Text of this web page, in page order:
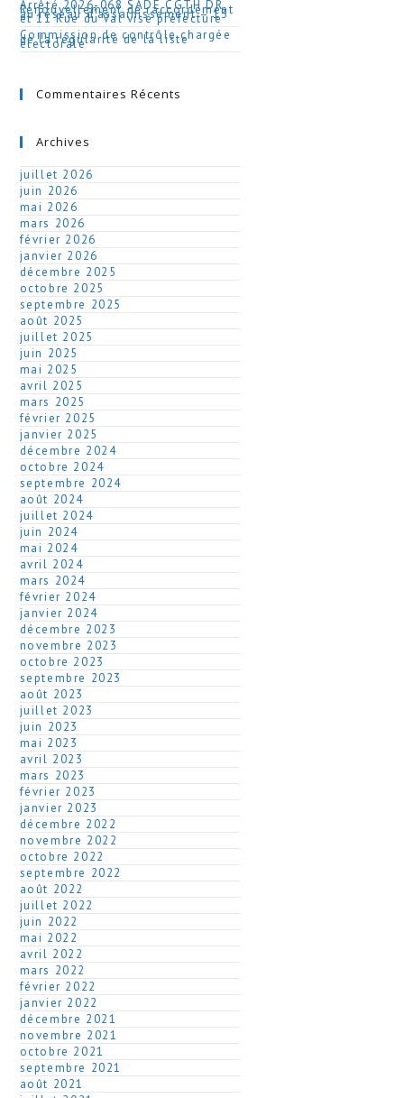
Arrêté 2026-068 SADE CGTH DR
Renouvellement de raccordement
au réseau d’assainissement – 13
et 11 Rue du Val visé préfecture
Commission de contrôle chargée
de la régularité de la liste
électorale
Commentaires Récents
Archives
juillet 2026
juin 2026
mai 2026
mars 2026
février 2026
janvier 2026
décembre 2025
octobre 2025
septembre 2025
août 2025
juillet 2025
juin 2025
mai 2025
avril 2025
mars 2025
février 2025
janvier 2025
décembre 2024
octobre 2024
septembre 2024
août 2024
juillet 2024
juin 2024
mai 2024
avril 2024
mars 2024
février 2024
janvier 2024
décembre 2023
novembre 2023
octobre 2023
septembre 2023
août 2023
juillet 2023
juin 2023
mai 2023
avril 2023
mars 2023
février 2023
janvier 2023
décembre 2022
novembre 2022
octobre 2022
septembre 2022
août 2022
juillet 2022
juin 2022
mai 2022
avril 2022
mars 2022
février 2022
janvier 2022
décembre 2021
novembre 2021
octobre 2021
septembre 2021
août 2021